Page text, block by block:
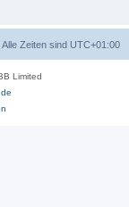
Alle Zeiten sind UTC+01:00
Limited